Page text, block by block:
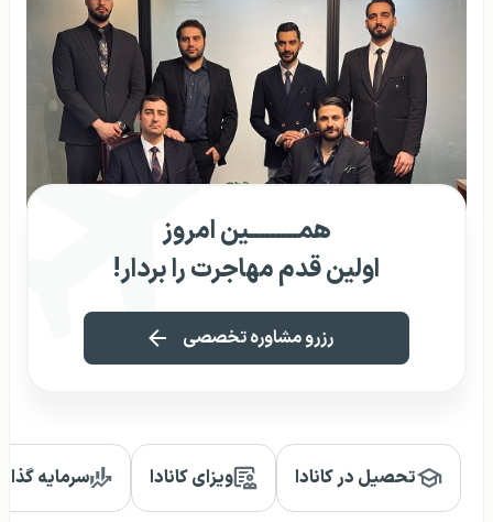
همـــــــــین امروز
اولین قدم مهاجرت را بردار!
رزرو مشاوره تخصصی
تحصیل در کانادا ویزای کانادا سرمایه